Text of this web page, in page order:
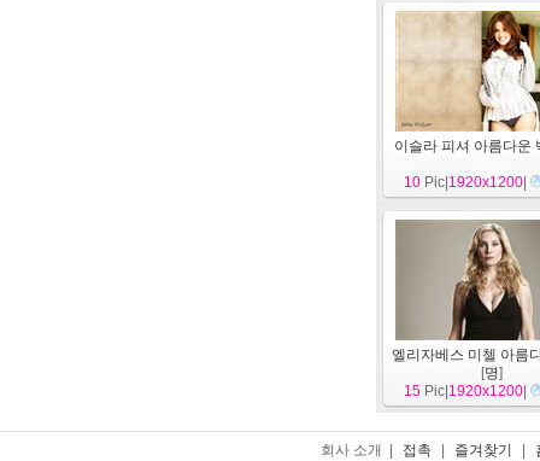
이슬라 피셔 아름다운
10 Pic| 1920x1200
엘리자베스 미첼 아름
[명]
15 Pic| 1920x1200
회사 소개 | 접촉 즐겨찾기